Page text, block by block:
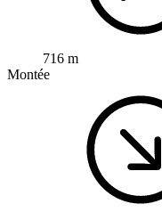
716 m
Montée